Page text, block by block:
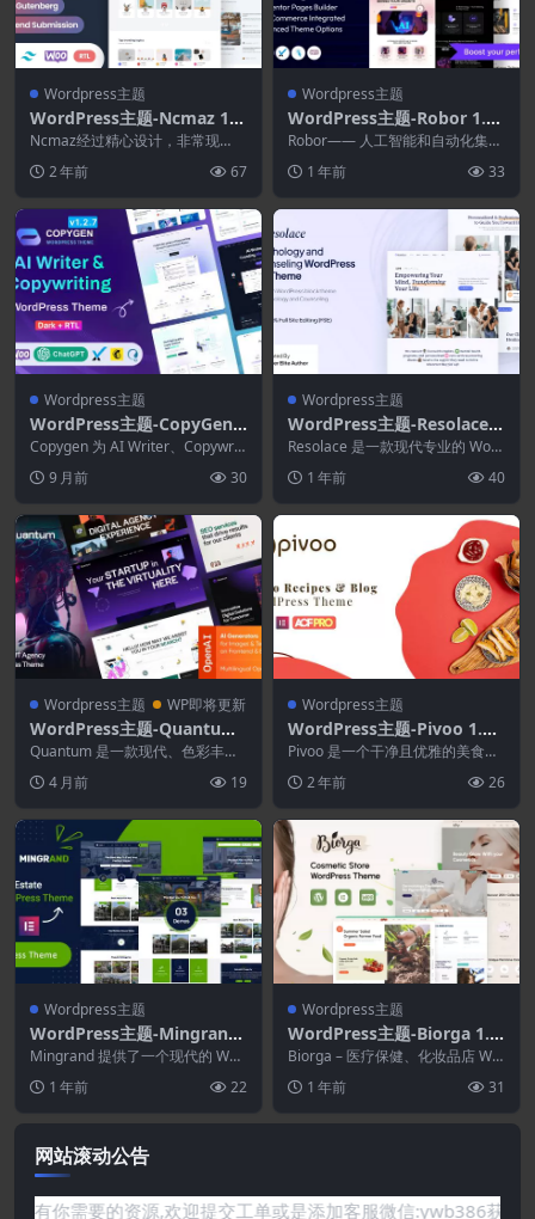
Wordpress主题
WordPress主题-Ncmaz 1.
4.3–新闻杂志和播客WordPr
ess主题
Ncmaz经过精心设计，非常现
杂志。 Ncmaz ...
2 年前 67
Wordpress主题
WordPress主题-Robor 1.0–
AI与自动化集成WordPress
主题
Robor—— 人工智能和自动化集成
智能...1 年前 33
Wordpress主题
WordPress主题-CopyGen
1.3.1–AI作家和文案落地页W
ordPress主题
Copygen 为 AI Writer、Copywriti
9 月前 30
Wordpress主题
WordPress主题-Resolace
1.0.1–心理学与咨询FSE Wor
dPress主题
Resolace 是一款现代专业的 Word
询...1 年前 40
Wordpress主题 WP即将更新
WordPress主题-Quantum
1.8.0–软件技术机构WordPr
ess主题
Quantum 是一款现代、色彩丰富
用于...4 月前 19
Wordpress主题
WordPress主题-Pivoo 1.3-
食品与食谱博客WordPress
主题
Pivoo 是一个干净且优雅的美食食
2 年前 26
Wordpress主题
WordPress主题-Mingrand
1.0.2–房地产WordPress主
题
Mingrand 提供了一个现代的 Wor
赁...1 年前 22
Wordpress主题
WordPress主题-Biorga 1.0.
5–Elementor美容化妆品商
店WordPress主题
Biorga – 医疗保健、化妆品店 Wo
1 年前 31
网站滚动公告
要的资源,欢迎提交工单或是添加客服微信:ywb386获取帮助！